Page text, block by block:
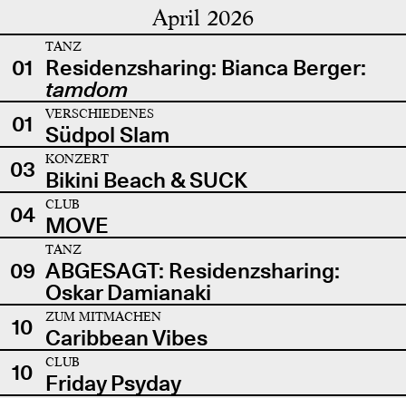
April 2026
01
TANZ
Residenzsharing: Bianca Berger:
tamdom
01
VERSCHIEDENES
Südpol Slam
03
KONZERT
Bikini Beach & SUCK
04
CLUB
MOVE
09
TANZ
ABGESAGT: Residenzsharing:
Oskar Damianaki
10
ZUM MITMACHEN
Caribbean Vibes
10
CLUB
Friday Psyday